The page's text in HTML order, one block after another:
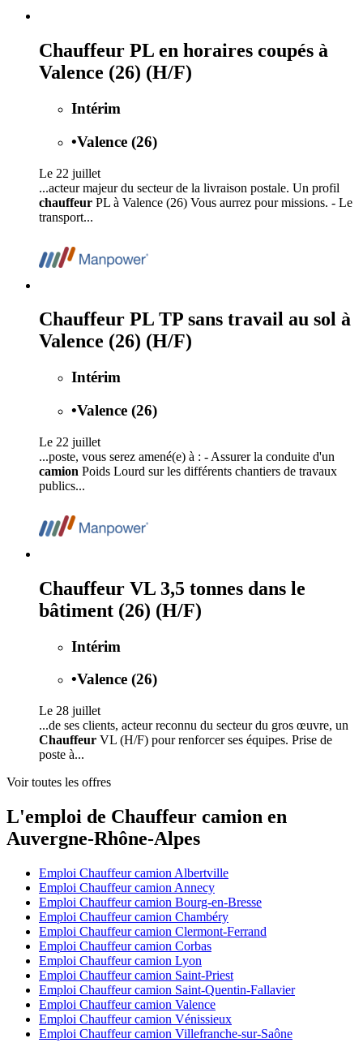
Chauffeur PL en horaires coupés à
Valence (26) (H/F)
Intérim
•Valence (26)
Le 22 juillet
...acteur majeur du secteur de la livraison postale. Un profil
chauffeur PL à Valence (26) Vous aurrez pour missions. - Le
transport...
Chauffeur PL TP sans travail au sol à
Valence (26) (H/F)
Intérim
•Valence (26)
Le 22 juillet
...poste, vous serez amené(e) à : - Assurer la conduite d'un
camion Poids Lourd sur les différents chantiers de travaux
publics...
Chauffeur VL 3,5 tonnes dans le
bâtiment (26) (H/F)
Intérim
•Valence (26)
Le 28 juillet
...de ses clients, acteur reconnu du secteur du gros œuvre, un
Chauffeur VL (H/F) pour renforcer ses équipes. Prise de
poste à...
Voir toutes les offres
L'emploi de Chauffeur camion en
Auvergne-Rhône-Alpes
Emploi Chauffeur camion Albertville
Emploi Chauffeur camion Annecy
Emploi Chauffeur camion Bourg-en-Bresse
Emploi Chauffeur camion Chambéry
Emploi Chauffeur camion Clermont-Ferrand
Emploi Chauffeur camion Corbas
Emploi Chauffeur camion Lyon
Emploi Chauffeur camion Saint-Priest
Emploi Chauffeur camion Saint-Quentin-Fallavier
Emploi Chauffeur camion Valence
Emploi Chauffeur camion Vénissieux
Emploi Chauffeur camion Villefranche-sur-Saône